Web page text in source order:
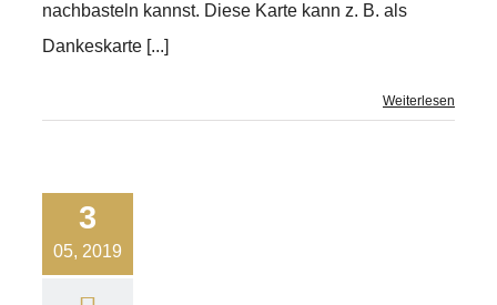
nachbasteln kannst. Diese Karte kann z. B. als
Dankeskarte [...]
Weiterlesen
3
05, 2019